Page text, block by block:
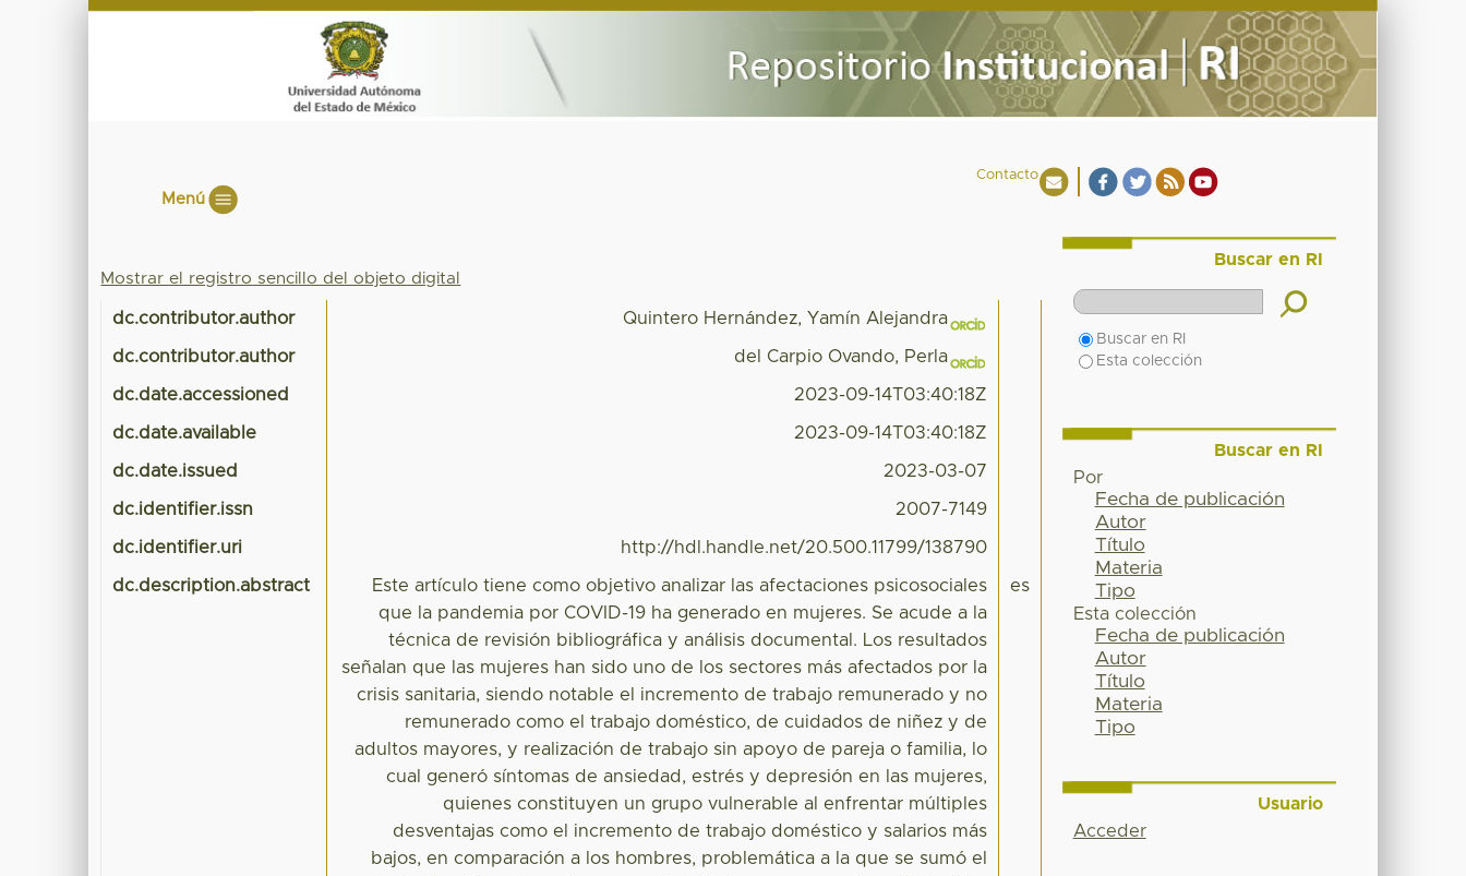
Contacto
Menú
Mostrar el registro sencillo del objeto digital
dc.contributor.author Quintero Hernández, Yamín Alejandra
dc.contributor.author del Carpio Ovando, Perla
dc.date.accessioned 2023-09-14T03:40:18Z
dc.date.available 2023-09-14T03:40:18Z
dc.date.issued 2023-03-07
dc.identifier.issn 2007-7149
dc.identifier.uri http://hdl.handle.net/20.500.11799/138790
dc.description.abstract
Este artículo tiene como objetivo analizar las afectaciones psicosociales
que la pandemia por COVID-19 ha generado en mujeres. Se acude a la
técnica de revisión bibliográfica y análisis documental. Los resultados
señalan que las mujeres han sido uno de los sectores más afectados por la
crisis sanitaria, siendo notable el incremento de trabajo remunerado y no
remunerado como el trabajo doméstico, de cuidados de niñez y de
adultos mayores, y realización de trabajo sin apoyo de pareja o familia, lo
cual generó síntomas de ansiedad, estrés y depresión en las mujeres,
quienes constituyen un grupo vulnerable al enfrentar múltiples
desventajas como el incremento de trabajo doméstico y salarios más
bajos, en comparación a los hombres, problemática a la que se sumó el
es
Buscar en RI
Buscar en RI
Esta colección
Buscar en RI
Por
Fecha de publicación
Autor
Título
Materia
Tipo
Esta colección
Fecha de publicación
Autor
Título
Materia
Tipo
Usuario
Acceder